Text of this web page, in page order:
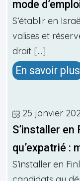
mode
S’établir en
valises et
droit [...]
En savoir plus
25 janvier
S’installer
qu’expatrié :
S’installer en